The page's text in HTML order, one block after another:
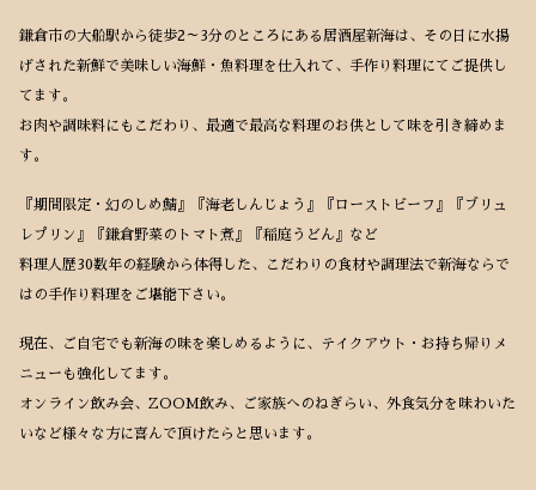
鎌倉市の大船駅から徒歩2～3分のところにある居酒屋新海は、その日に水揚
げされた新鮮で美味しい海鮮・魚料理を仕入れて、手作り料理にてご提供し
てます。
お肉や調味料にもこだわり、最適で最高な料理のお供として味を引き締めま
す。
『期間限定・幻のしめ鯖』『海老しんじょう』『ローストビーフ』『ブリュ
レプリン』『鎌倉野菜のトマト煮』『稲庭うどん』など
料理人歴30数年の経験から体得した、こだわりの食材や調理法で新海ならで
はの手作り料理をご堪能下さい。
現在、ご自宅でも新海の味を楽しめるように、テイクアウト・お持ち帰りメ
ニューも強化してます。
オンライン飲み会、ZOOM飲み、ご家族へのねぎらい、外食気分を味わいた
いなど様々な方に喜んで頂けたらと思います。